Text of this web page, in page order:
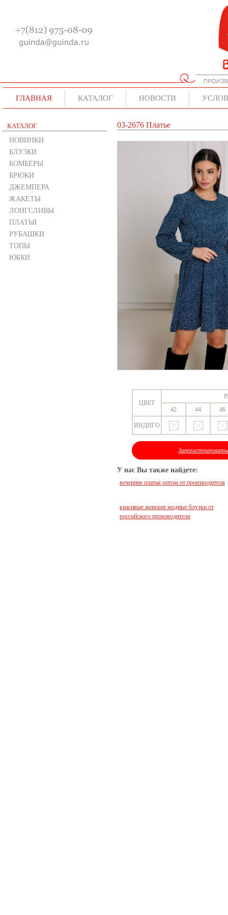
ГЛАВНАЯ КАТАЛОГ НОВОСТИ
КАТАЛОГ
НОВИНКИ
БЛУЗКИ
БОМБЕРЫ
БРЮКИ
ДЖЕМПЕРА
ЖАКЕТЫ
ЛОНГСЛИВЫ
ПЛАТЬЯ
РУБАШКИ
ТОПЫ
ЮБКИ
03-2676 Платье
ЦВЕТ
42
44 46
ИНДИГО
У нас Вы также найдете:
вечерние платья оптом от производителя
красивые женские модные блузки от
российского производителя